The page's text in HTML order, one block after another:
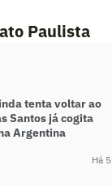
Paulista
tenta voltar ao
Santos já cogita
Argentina
Há